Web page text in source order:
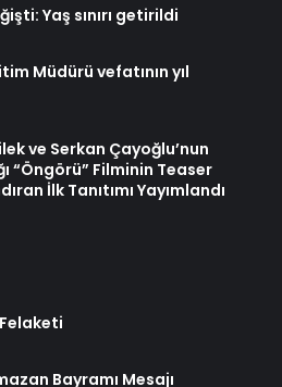
Yaş sınırı getirildi
Müdürü vefatının yıl
ve Serkan Çayoğlu’nun
“Öngörü” Filminin Teaser
İlk Tanıtımı Yayımlandı
Bayramı Mesajı